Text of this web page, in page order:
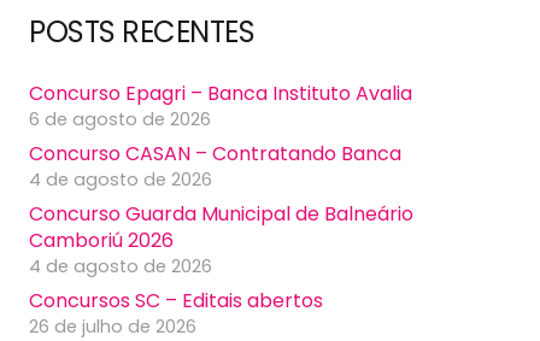
POSTS RECENTES
Concurso Epagri – Banca Instituto Avalia
6 de agosto de 2026
Concurso CASAN – Contratando Banca
4 de agosto de 2026
Concurso Guarda Municipal de Balneário
Camboriú 2026
4 de agosto de 2026
Concursos SC – Editais abertos
26 de julho de 2026